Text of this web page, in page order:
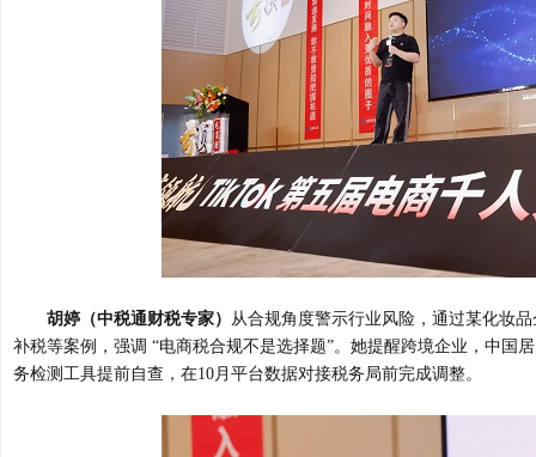
胡婷（中税通财税专家） 从合规角度警示行业风险，通过某化妆
补税等案例，强调 “电商税合规不是选择题”。她提醒跨境企业，中国
务检测工具提前自查，在10月平台数据对接税务局前完成调整。